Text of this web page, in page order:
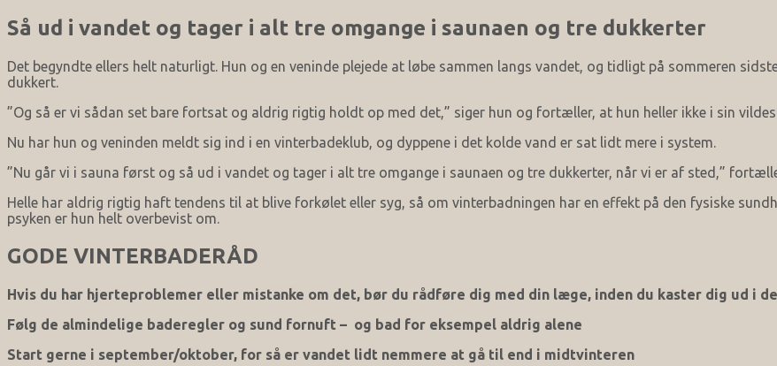
Så ud i vandet og tager i alt tre omgange i saunaen og tre dukkerter
Det begyndte ellers helt naturligt. Hun og en veninde plejede at løbe sammen langs vandet, og tidligt på sommeren
dukkert.
”Og så er vi sådan set bare fortsat og aldrig rigtig holdt op med det,” siger hun og fortæller, at hun heller ikke i sin
Nu har hun og veninden meldt sig ind i en vinterbadeklub, og dyppene i det kolde vand er sat lidt mere i system.
”Nu går vi i sauna først og så ud i vandet og tager i alt tre omgange i saunaen og tre dukkerter, når vi er af sted,”
Helle har aldrig rigtig haft tendens til at blive forkølet eller syg, så om vinterbadningen har en effekt på den fysiske
psyken er hun helt overbevist om.
GODE VINTERBADERÅD
Hvis du har hjerteproblemer eller mistanke om det, bør du rådføre dig med din læge, inden du kaster dig ud i
Følg de almindelige baderegler og sund fornuft – og bad for eksempel aldrig alene
Start gerne i september/oktober, for så er vandet lidt nemmere at gå til end i midtvinteren